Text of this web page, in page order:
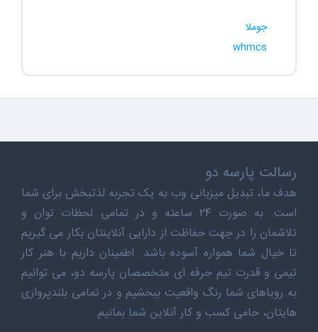
جوملا
whmcs
رسالت پارسه دو
هدف ما، تبدیل میزبانی وب به یک تجربه لذتبخش برای شما
است. به صورت ۲۴ ساعته و در تمامی لحظات توان و
تلاشمان را در جهت حفاظت از دارایی آنلاینتان بکار می گیریم
تا خیال شما همواره آسوده باشد. اطمینان داریم با هنر کار
تیمی و قدرت تیم حرفه ای متخصصان پارسه دو، می توانیم
به رویاهای شما رنگ واقعیت ببخشیم و در تمامی بلندپروازی
هایتان، حامی کسب و کار آنلاین شما بمانیم.